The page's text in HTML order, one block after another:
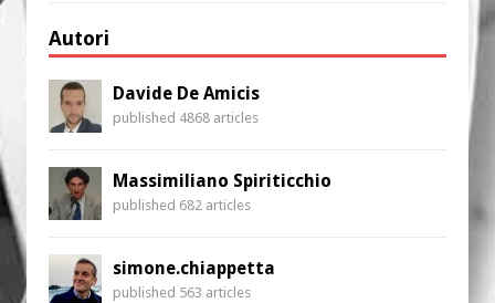
Autori
Davide De Amicis
published 4868 articles
Massimiliano Spiriticchio
published 682 articles
simone.chiappetta
published 563 articles